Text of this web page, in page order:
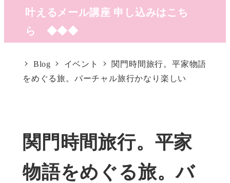
叶えるメール講座 申し込みはこち
ら ◆◆◆
Blog イベント
関門時間旅行。平家物語
をめぐる旅。バーチャル旅行かなり楽しい
関門時間旅行。平家
物語をめぐる旅。バ